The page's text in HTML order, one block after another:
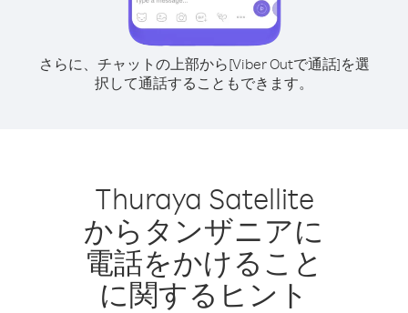
さらに、チャットの上部から[Viber Outで通話]を選
択して通話することもできます。
Thuraya Satellite
からタンザニアに
電話をかけること
に関するヒント